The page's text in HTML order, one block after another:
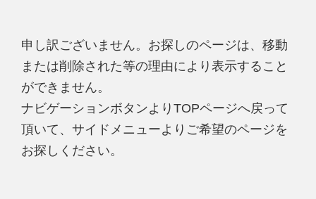
申し訳ございません。お探しのページは、移動
または削除された等の理由により表示すること
ができません。
ナビゲーションボタンよりTOPページへ戻って
頂いて、サイドメニューよりご希望のページを
お探しください。